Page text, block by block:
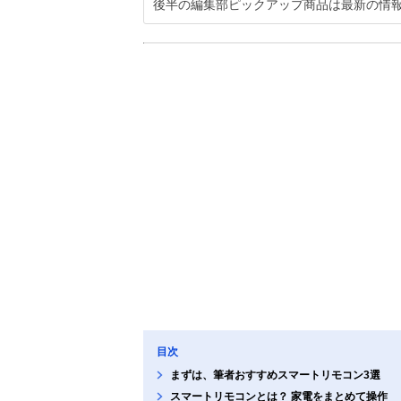
後半の編集部ピックアップ商品は最新の情
目次
まずは、筆者おすすめスマートリモコン3選
スマートリモコンとは？ 家電をまとめて操作